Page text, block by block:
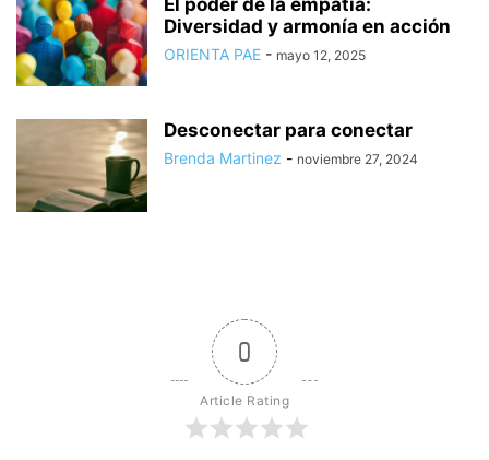
Diversidad y armonía en acción
ORIENTA PAE - mayo 12, 2025
Desconectar para conectar
Brenda Martinez - noviembre 27, 2024
0
Article Rating